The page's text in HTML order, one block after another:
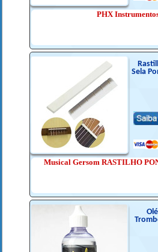
PHX
Sela
Musical Gersom RASTILHO